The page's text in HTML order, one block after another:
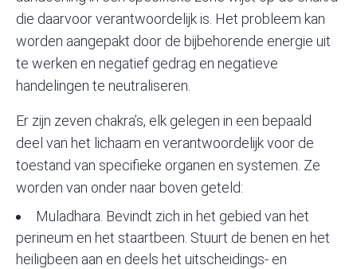
die daarvoor verantwoordelijk is. Het probleem kan
worden aangepakt door de bijbehorende energie uit
te werken en negatief gedrag en negatieve
handelingen te neutraliseren.
Er zijn zeven chakra’s, elk gelegen in een bepaald
deel van het lichaam en verantwoordelijk voor de
toestand van specifieke organen en systemen. Ze
worden van onder naar boven geteld:
Muladhara. Bevindt zich in het gebied van het
perineum en het staartbeen. Stuurt de benen en het
heiligbeen aan en deels het uitscheidings- en